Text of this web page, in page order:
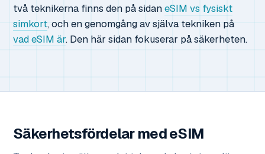
två teknikerna finns den på sidaneSIM vs fysiskt
simkort, och en genomgång av själva tekniken på
vad eSIM är. Den här sidan fokuserar på säkerheten.
Säkerhetsfördelar med eSIM